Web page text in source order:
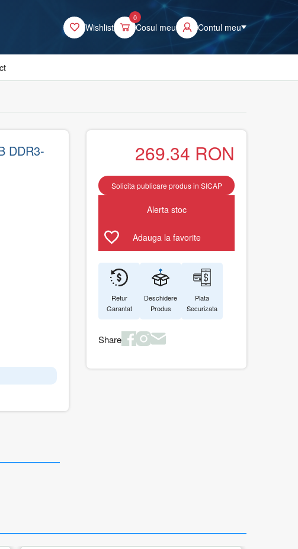
Wishlist
0
Cosul meu Contul meu
DDR3-
269.34 RON
Solicita publicare produs in SICAP
Alerta stoc
Adauga la favorite
Retur
Garantat
Deschidere
Produs
Plata
Securizata
Share